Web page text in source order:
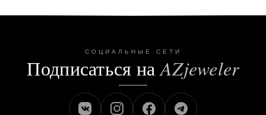
СОЦИАЛЬНЫЕ СЕТИ
Подписаться наAZjeweler